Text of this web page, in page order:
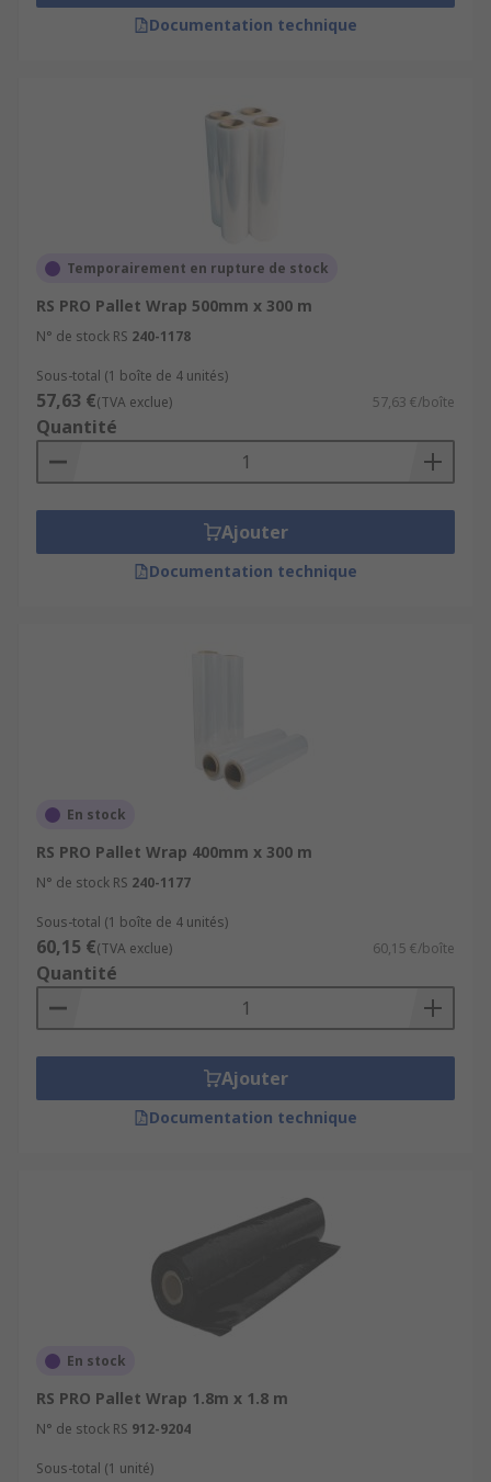
Coloured pallet wrap
Easy to dispense spool, sometimes with handles,
allowing quick and easy wrapping
Secures your pallets or boxes tightly together to
stop any damage occurring
Certain wraps protect from UV rays
Cost-effective alternatives to conventional straps
Postal service industries
House removal companies
Documentation technique
Temporairement en rupture de stock
RS PRO Pallet Wrap 500mm x 300 m
N° de stock RS 240-1178
Sous-total (1 boîte de 4 unités)
57,63 €(TVA exclue) 57,63 €/boîte
Quantité
Ajouter
Documentation technique
En stock
RS PRO Pallet Wrap 400mm x 300 m
N° de stock RS 240-1177
Sous-total (1 boîte de 4 unités)
60,15 €(TVA exclue) 60,15 €/boîte
Quantité
Ajouter
Documentation technique
En stock
RS PRO Pallet Wrap 1.8m x 1.8 m
N° de stock RS 912-9204
Sous-total (1 unité)